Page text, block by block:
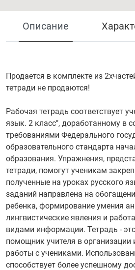
Описание
Продается в комплекте из
тетради не продаются!
Рабочая тетрадь соответствует
язык. 2 класс", доработанному в
требованиями Федерального
образовательного стандарта
образования. Упражнения,
тетради, помогут ученикам
полученные на уроках русского
заданий направлена на
ребенка, формирование умения
лингвистические явления и
видами информации. Тетрадь -
помощник учителя в организации
работы с учениками.
способствует более успешному